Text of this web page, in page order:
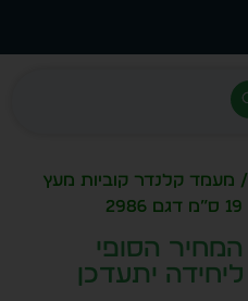
/ מעמד קלנדר קוביות מעץ
המחיר הסופי
ליחידה יתעדכן